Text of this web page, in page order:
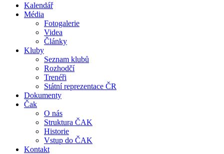
Kalendář
Média
Fotogalerie
Videa
Články
Kluby
Seznam klubů
Rozhodčí
Trenéři
Státní reprezentace ČR
Dokumenty
Čak
O nás
Struktura ČAK
Historie
Vstup do ČAK
Kontakt